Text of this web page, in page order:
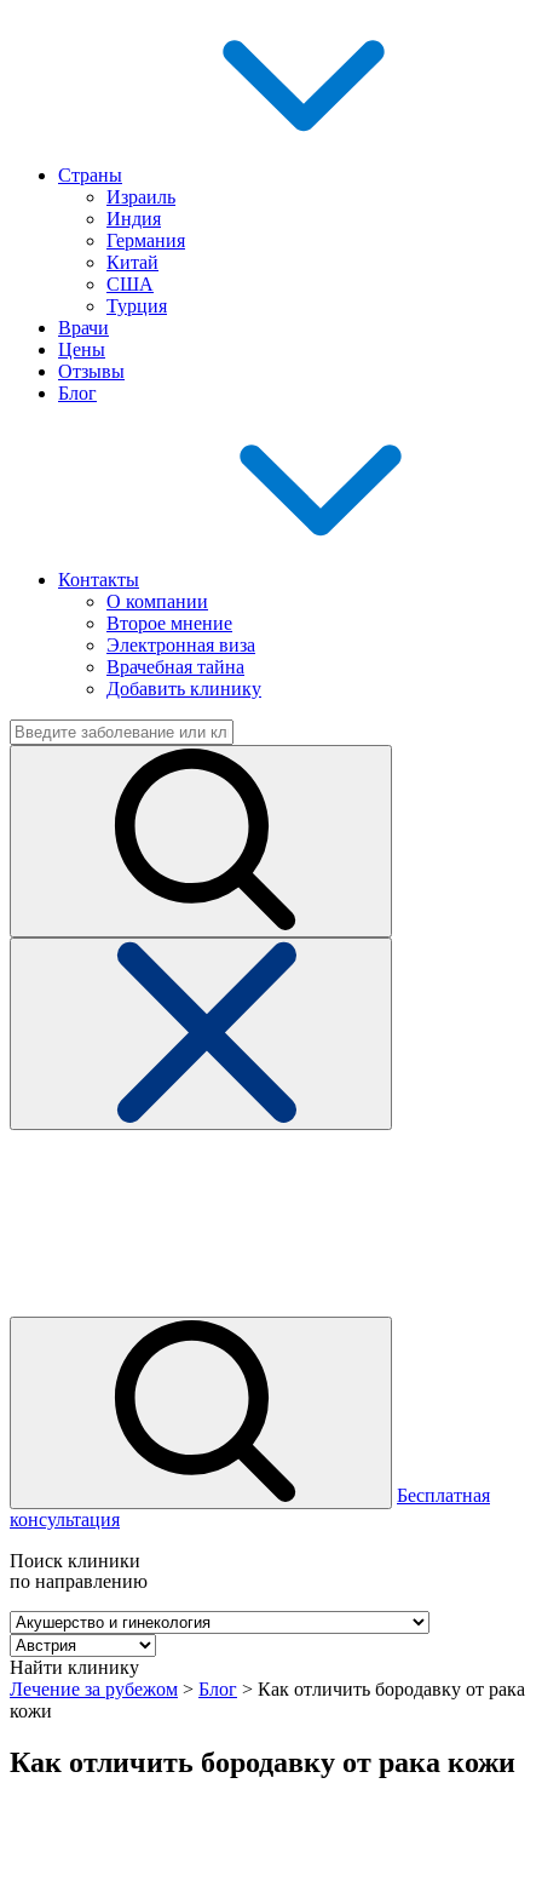
Страны
Израиль
Индия
Германия
Китай
США
Турция
Врачи
Цены
Отзывы
Блог
Контакты
О компании
Второе мнение
Электронная виза
Врачебная тайна
Добавить клинику
Бесплатная
консультация
Поиск клиники
по направлению
Найти клинику
Лечение за рубежом > Блог > Как отличить бородавку от рака
кожи
Как отличить бородавку от рака кожи